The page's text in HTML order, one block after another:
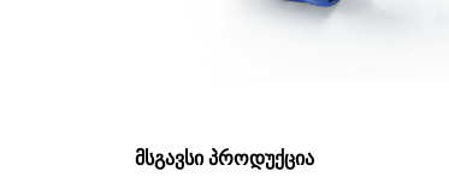
მსგავსი პროდუქცია